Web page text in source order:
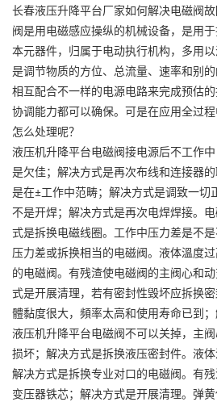
长春液压升降平台厂家如何解决电磁阀
阀是用电磁感应操纵的机械设备，是用
本元器件，归属于电动执行机构，多用
是调节物质的方位、总流量、速率和别
相互配合不一样的电源电路来完成预估
协调能力都可以确保。可是在应用全过
怎么处理呢？
液压机升降平台电磁阀接电源后不工作
是欠佳；解决方式是再次布线和连接器
是在±工作中范畴；解决方式是调致一切
不是开焊；解决方式是再次电焊焊接。
式是拆换电磁线圈。工作中压力差是不
压力差或拆换相当的电磁阀。液体溫度
的电磁阀。有残渣使电磁阀的主阀心和
式是开展清理，若有密封性毁坏应拆换
體黏度很大，頻率太高和使用寿命已到；
液压机升降平台电磁阀不可以关掉，主
损坏；解决方式是拆换液压密封件。液体
解决方式是拆换专业对口的电磁阀。有
变压器铁芯；解决方式是开展清理。弹